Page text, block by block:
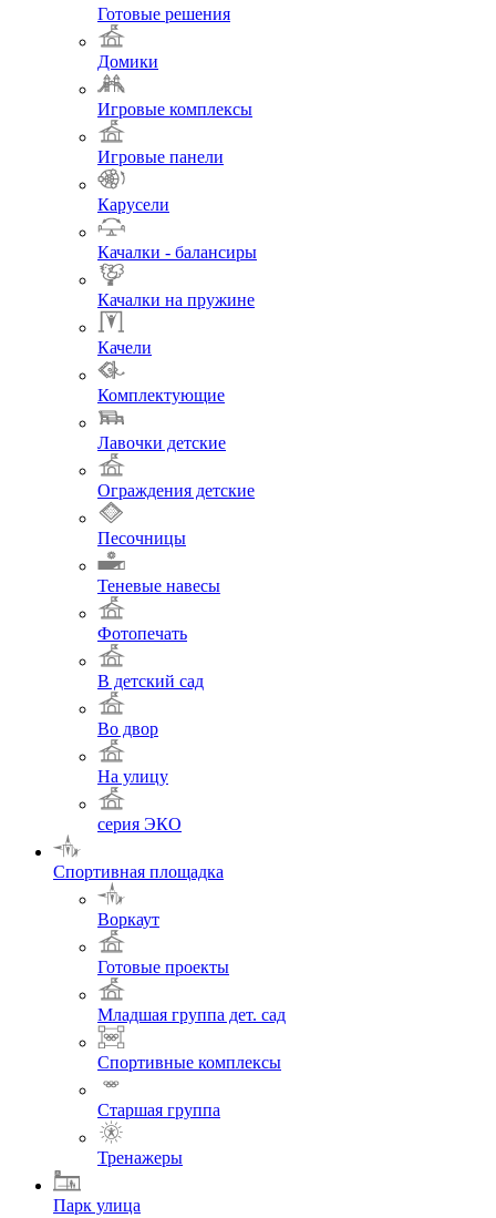
Готовые решения
Домики
Игровые комплексы
Игровые панели
Карусели
Качалки - балансиры
Качалки на пружине
Качели
Комплектующие
Лавочки детские
Ограждения детские
Песочницы
Теневые навесы
Фотопечать
В детский сад
Во двор
На улицу
серия ЭКО
Спортивная площадка
Воркаут
Готовые проекты
Младшая группа дет. сад
Спортивные комплексы
Старшая группа
Тренажеры
Парк улица